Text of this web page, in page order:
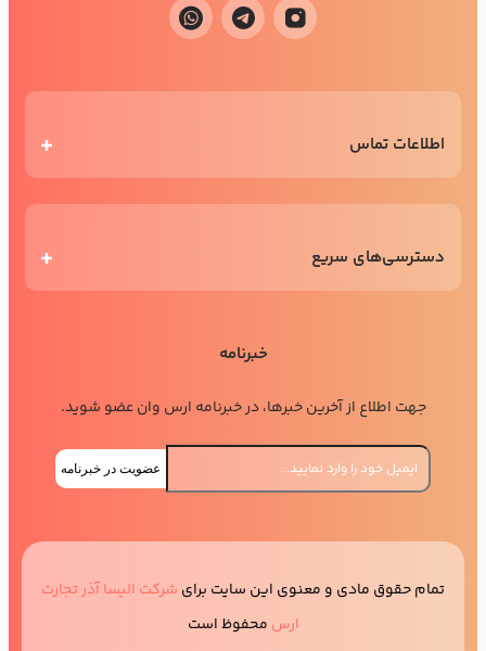
اطلاعات تماس
دسترسی‌های سریع
خبرنامه
جهت اطلاع از آخرین خبرها، در خبرنامه ارس وان عضو شوید.
عضویت در خبرنامه
تمام حقوق مادی و معنوی این سایت برای شرکت الیسا آذر تجارت
ارس محفوظ است